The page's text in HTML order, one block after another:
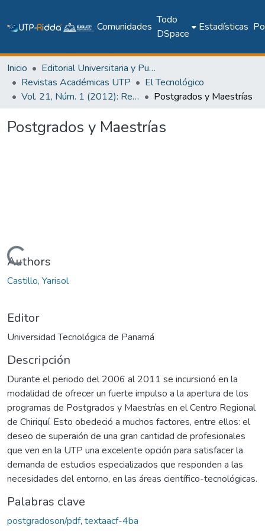
Comunidades
Todo
DSpace
Estadísticas
Inicio
Editorial Universitaria y Publicaciones Seriadas
Revistas Académicas UTP
El Tecnológico
Vol. 21, Núm. 1 (2012): Revista EL TECNOLÓGICO
Postgrados y Maestrías
Postgrados y Maestrías
Cargando...
Authors
Castillo, Yarisol
Editor
Universidad Tecnológica de Panamá
Descripción
Durante el periodo del 2006 al 2011 se incursionó en la
modalidad de ofrecer un fuerte impulso a la apertura de los
programas de Postgrados y Maestrías en el Centro Regional
de Chiriquí. Esto obedeció a muchos factores, entre ellos: el
deseo de superaión de una gran cantidad de profesionales
que ven en la UTP una excelente opción para satisfacer la
demanda de estudios especializados que responden a las
necesidades del entorno, en las áreas científico-tecnológicas.
Palabras clave
postgradoson/pdf, textaacf-4ba